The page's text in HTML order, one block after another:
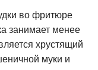
во фритюре
занимает менее
хрустящий
муки и